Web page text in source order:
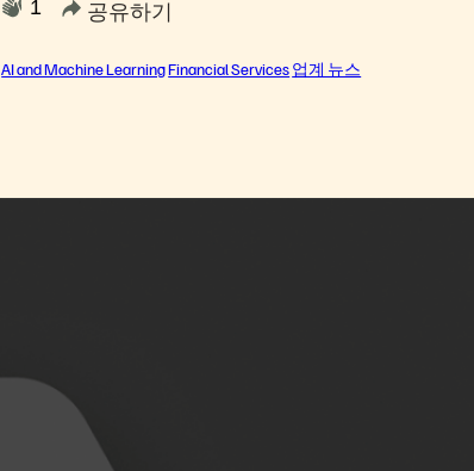
1
공유하기
AI and Machine LearningFinancial Services업계 뉴스